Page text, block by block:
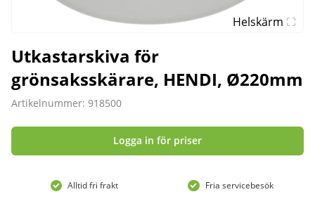
Helskärm
Utkastarskiva för
grönsaksskärare, HENDI, Ø220mm
Artikelnummer: 918500
Logga in för priser
Alltid fri frakt
Fria servicebesök